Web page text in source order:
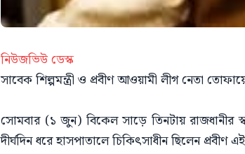
নিউজভিউ ডেস্ক
সাবেক শিল্পমন্ত্রী ও প্রবীণ আওয়ামী লীগ নেতা
সোমবার (১ জুন) বিকেল সাড়ে তিনটায় রাজধানীর
দীর্ঘদিন ধরে হাসপাতালে চিকিৎসাধীন ছিলেন প্রবীণ